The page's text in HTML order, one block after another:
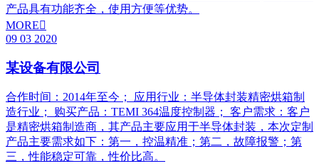
产品具有功能齐全，使用方便等优势。
MORE
09 03 2020
某设备有限公司
合作时间：2014年至今； 应用行业：半导体封装精密烘箱制
造行业； 购买产品：TEMI 364温度控制器； 客户需求：客户
是精密烘箱制造商，其产品主要应用于半导体封装，本次定制
产品主要需求如下：第一，控温精准；第二，故障报警；第
三，性能稳定可靠，性价比高。